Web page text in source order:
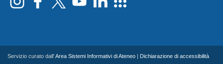
Servizio curato dall'Area Sistemi Informativi di Ateneo Dichiarazione di accessibilità